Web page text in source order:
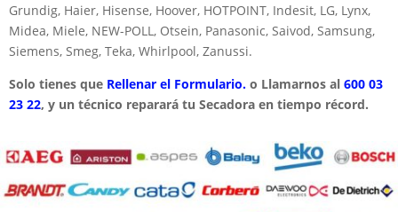
Grundig, Haier, Hisense, Hoover, HOTPOINT, Indesit, LG, Lynx,
Midea, Miele, NEW-POLL, Otsein, Panasonic, Saivod, Samsung,
Siemens, Smeg, Teka, Whirlpool, Zanussi.
Solo tienes que Rellenar el Formulario. o Llamarnos al 600 03
23 22, y un técnico reparará tu Secadora en tiempo récord.